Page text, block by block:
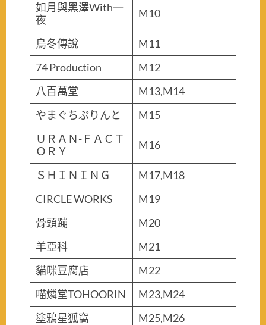
如月與黑澤With一
夜
M10
烏冬傳說
M11
74 Production
M12
八百萬堂
M13,M14
やまぐちぷりんと
M15
ＵＲＡＮ-ＦＡＣＴ
ＯＲＹ
M16
ＳＨＩＮＩＮＧ
M17,M18
CIRCLE WORKS
M19
骨頭蹦
M20
羊亞科
M21
貓咪豆腐店
M22
喵燐堂TOHOORIN
M23,M24
塗鴉星狐窩
M25,M26